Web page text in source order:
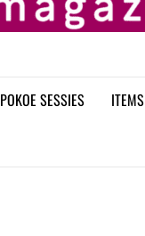
POKOE SESSIES ITEMS